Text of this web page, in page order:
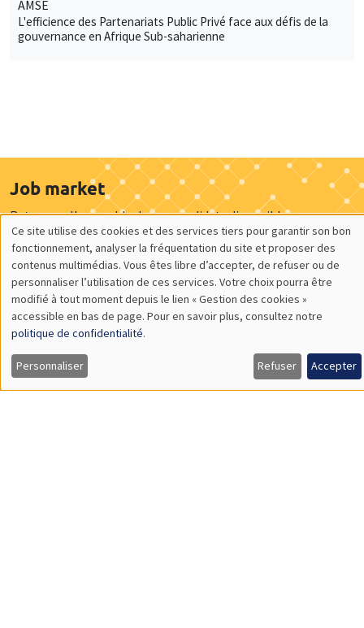
AMSE
L'efficience des Partenariats Public Privé face aux défis de la
gouvernance en Afrique Sub-saharienne
Job market
Retrouvez l'ensemble de nos candidats disponibles
actuellement sur le Job market
Candidats
À propos
Nos engagements
Offres d'emploi
Utilisation
des
données
personnelles
et
des
Ce site utilise des cookies et des services tiers pour garantir son bon
fonctionnement, analyser la fréquentation du site et proposer des
contenus multimédias. Vous êtes libre d’accepter, de refuser ou de
personnaliser l’utilisation de ces services. Votre choix pourra être
modifié à tout moment depuis le lien « Gestion des cookies »
accessible en bas de page. Pour en savoir plus, consultez notre
politique de confidentialité.
Personnaliser Refuser Accepter